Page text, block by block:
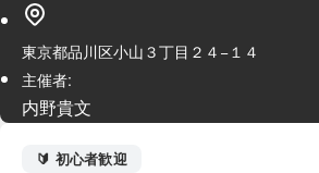
東京都品川区小山３丁目２４−１４
主催者:
内野貴文
🔰 初心者歓迎